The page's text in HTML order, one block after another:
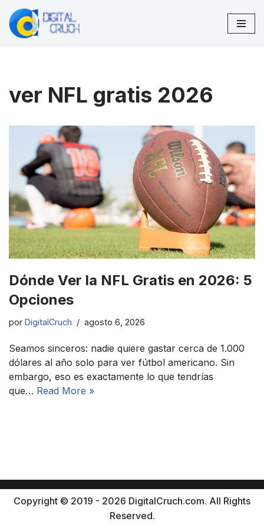
Saltar
ver NFL gratis 2026
Dónde Ver la NFL Gratis en 2026: 5
Opciones
por DigitalCruch agosto 6, 2026
Seamos sinceros: nadie quiere gastar cerca de 1.000
dólares al año solo para ver fútbol americano. Sin
embargo, eso es exactamente lo que tendrías
que… Read More »
Copyright © 2019 - 2026 DigitalCruch.com. All Rights
Reserved.